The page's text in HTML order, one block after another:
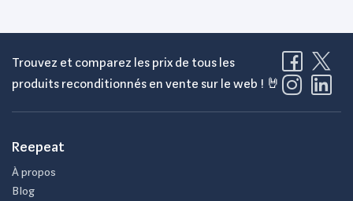
Trouvez et comparez les prix de tous les
produits reconditionnés en vente sur le web ! 🤘
Reepeat
À propos
Blog